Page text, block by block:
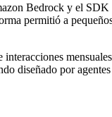
Bedrock y el
permitió a
por